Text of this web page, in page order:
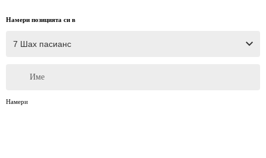
Намери позицията си в
Име
Намери